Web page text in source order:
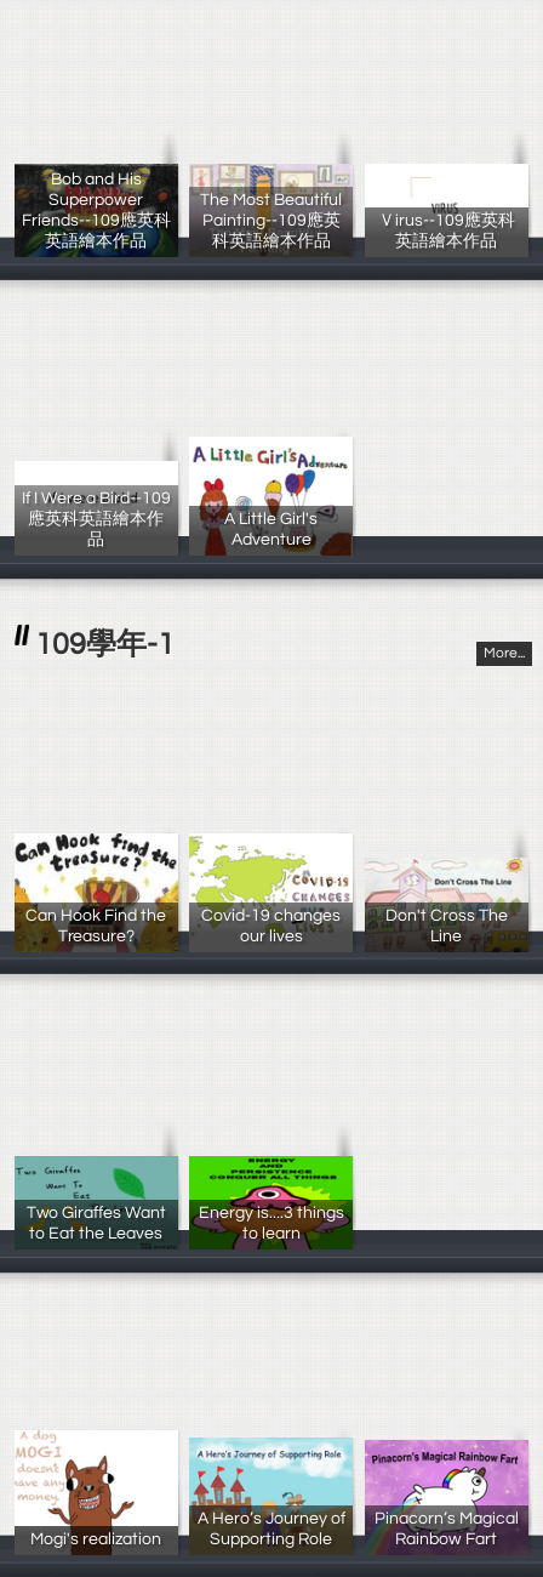
Bob and His
Superpower
Friends--109應英科
英語繪本作品
陳均宜 黃楷婷
The Most Beautiful
Painting--109應英
科英語繪本作品
林苡蕎、許馨尹
Ｖirus--109應英科
英語繪本作品
張鈞維 高湡慧
If I Were a Bird--109
應英科英語繪本作
品
朱緯潔 林立浚
A Little Girl's
Adventure
江宜真 郭書瑜
109學年-1 More...
Can Hook Find the
Treasure?
朱劭樺、張芷婕
Covid-19 changes
our lives
陳曼寧，莊邵涵
Don't Cross The
Line
蔡仲宜 黃柏皓
Two Giraffes Want
to Eat the Leaves
洪冠豪，郭玟妤
Energy is....3 things
to learn
饒季耘
Mogi's realization
高俊生
A Hero’s Journey of
Supporting Role
李沛涵 莊沛欣
Pinacorn’s Magical
Rainbow Fart
邱煜婷 陳妤瑄